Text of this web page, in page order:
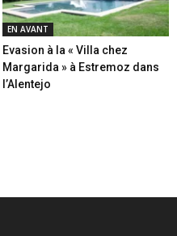
EN AVANT
Evasion à la « Villa chez
Margarida » à Estremoz dans
l’Alentejo